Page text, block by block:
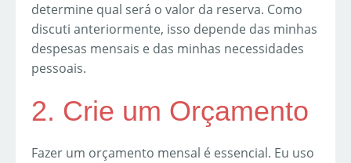
determine qual será o valor da reserva. Como
discuti anteriormente, isso depende das minhas
despesas mensais e das minhas necessidades
pessoais.
2. Crie um Orçamento
Fazer um orçamento mensal é essencial. Eu uso